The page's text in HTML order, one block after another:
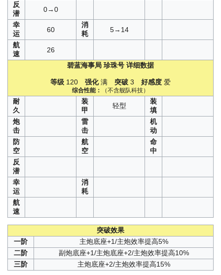
反
潜
0→0
幸
运
60
消
耗
5→14
航
速
26
碧蓝海事局 珍珠号 详细数据
等级 120 强化满 突破 3 好感度 爱
综合性能： （不含舰队科技）
耐
久
装
甲
轻型
装
填
炮
击
雷
击
机
动
防
空
航
空
命
中
反
潜
幸
运
消
耗
航
速
突破效果
一阶
主炮底座+1/主炮效率提高5%
二阶
副炮底座+1/主炮底座+2/主炮效率提高10%
三阶
主炮底座+2/主炮效率提高15%